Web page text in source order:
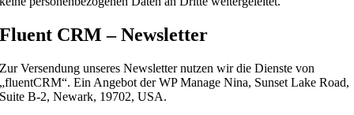
Fluent CRM – Newsletter
Zur Versendung unseres Newsletter nutzen wir die Dienste von
„fluentCRM“. Ein Angebot der WP Manage Nina, Sunset Lake Road,
Suite B-2, Newark, 19702, USA.